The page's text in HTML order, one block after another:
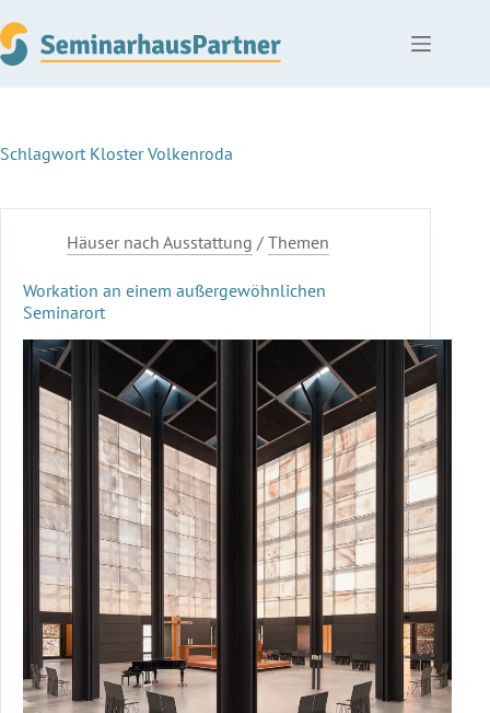
Inhalt
springen
SchlagwortKloster Volkenroda
Häuser nach Ausstattung / Themen
Workation an einem außergewöhnlichen
Seminarort